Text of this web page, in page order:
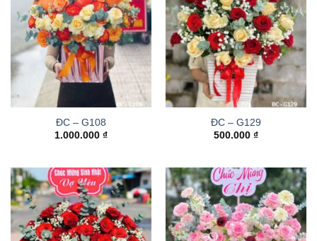
ĐC – G108
1.000.000 ₫
ĐC – G129
500.000 ₫